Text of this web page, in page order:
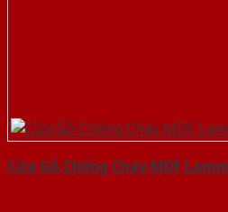
Cửa Gỗ Chống Cháy MDF